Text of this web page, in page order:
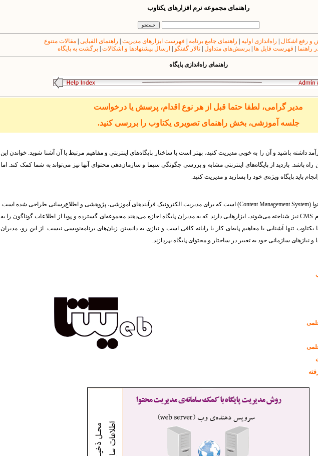
راهنمای مجموعه نرم افزارهای یکتاوب
و رفع اشکال راه‌اندازی اولیه راهنمای جامع برنامه فهرست ابزارهای مدیریت راهنمای الفبایی |مقالات متنوع
راهنما
فهرست فایل ها پرسش‌های متداول تالار گفتگو ارسال پیشنهادها و اشکالات برگشت به پایگاه
راهنمای راه‌اندازی پایگاه
مدیر گرامی، لطفا حتما قبل از هر نوع اقدام، پرسش یا درخواست
جلسه آموزشی، بخش راهنمای تصویری یکتاوب را بررسی کنید.
داشته باشید و آن را به خوبی مدیریت کنید، بهتر است با ساختار پایگاه‌های‌ اینترنتی و مفاهیم مرتبط با آن آشنا شوید. خواندن این
راه باشد. بازدید از پایگاه‌های اینترنتی مشابه و بررسی چگونگی سیما و سازمان‌دهی محتوای آنها‌ نیز می‌تواند به شما کمک کند. اما
باید پایگاه وی‍ژه‌ی خود را بسازید و مدیریت کنید.
یکتاوب یک سامانه‌ی مدیریت محتوا (Content Management System) است که برای مدیریت الکترونیک فرآیندهای آموزشی، پژوهشی و اطلاع‌رسانی طراحی شده است.
CMSنیز شناخته می‌شوند، ابزارهایی دارند که به مدیران پایگاه اجازه می‌دهند مجموعه‌ای گسترده و پویا از اطلاعات گوناگون را به
تنها آشنایی با مفاهیم پایه‌ای کار با رایانه کافی است و نیازی به دانستن زبان‌های برنامه‌نویسی نیست. از این رو، مدیران
نیازهای سازمانی خود به تغییر در ساختار و محتوای پایگاه بپردازند.